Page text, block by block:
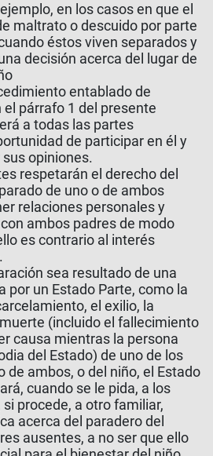
en los casos en que el
maltrato o descuido por parte
éstos viven separados y
decisión acerca del lugar de
entablado de
párrafo 1 del presente
a todas las partes
de participar en él y
opiniones.
respetarán el derecho del
de uno o de ambos
relaciones personales y
ambos padres de modo
es contrario al interés
sea resultado de una
por un Estado Parte, como la
el exilio, la
(incluido el fallecimiento
causa mientras la persona
del Estado) de uno de los
de ambos, o del niño, el Estado
cuando se le pida, a los
si procede, a otro familiar,
acerca del paradero del
ausentes, a no ser que ello